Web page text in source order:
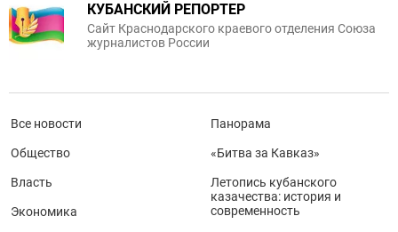
КУБАНСКИЙ РЕПОРТЕР
Сайт Краснодарского краевого отделения Союза
журналистов России
Все новости
Общество
Власть
Экономика
Панорама
«Битва за Кавказ»
Летопись кубанского
казачества: история и
современность